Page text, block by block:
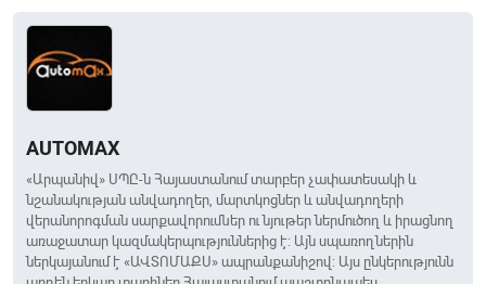
AUTOMAX
«Արպանիվ» ՍՊԸ-ն Հայաստանում տարբեր չափատեսակի և
նշանակության անվադողեր, մարտկոցներ և անվադողերի
վերանորոգման սարքավորումներ ու նյութեր ներմուծող և իրացնող
առաջատար կազմակերպություններից է: Այն սպառողներին
ներկայանում է «ԱՎՏՈՄԱՔՍ» ապրանքանիշով: Այս ընկերությունն